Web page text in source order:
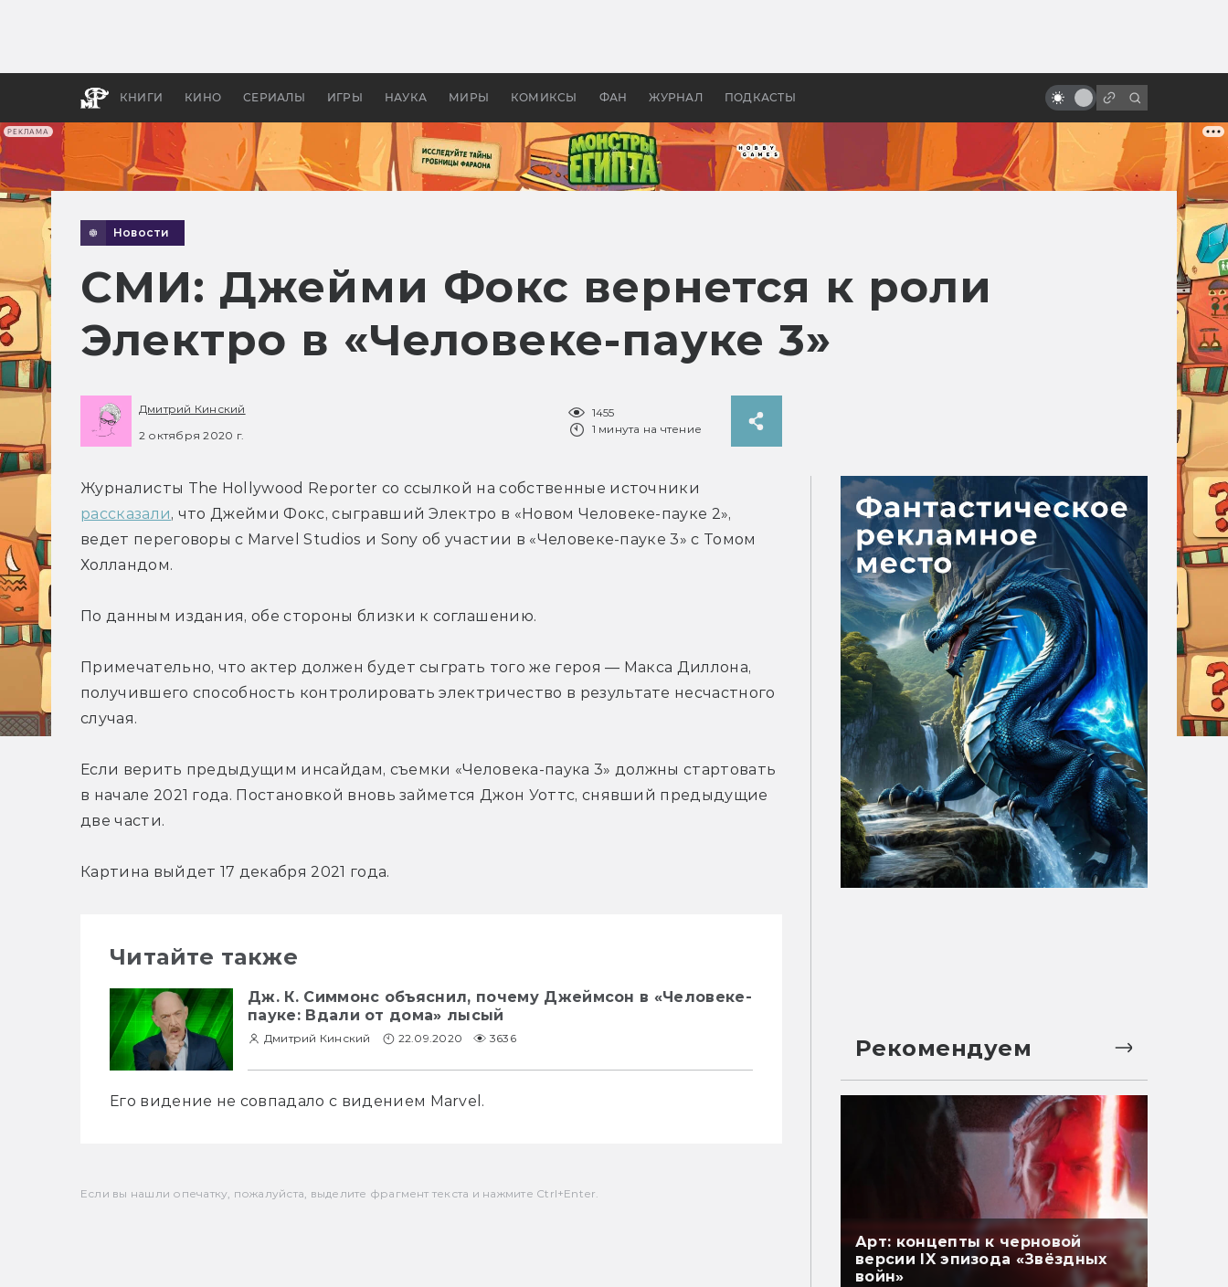
РЕКЛАМА
КНИГИ КИНО СЕРИАЛЫ ИГРЫ НАУКА МИРЫ КОМИКСЫ ФАН ЖУРНАЛ ПОДКАСТЫ
апокалипсис, в России —
бы «Властелина колец»
и черновики сценария
Новости
СМИ: Джейми Фокс вернется к роли
Электро в «Человеке-пауке 3»
Дмитрий Кинский
2 октября 2020 г.
1455
1 минута на чтение
рассказали, что Джейми Фокс, сыгравший Электро в «Новом Человеке-пауке 2»,
ведет переговоры с Marvel Studios и Sony об участии в «Человеке-пауке 3» с Томом
Холландом.
По данным издания, обе стороны близки к соглашению.
Примечательно, что актер должен будет сыграть того же героя — Макса Диллона,
получившего способность контролировать электричество в результате несчастного
случая.
Если верить предыдущим инсайдам, съемки «Человека-паука 3» должны стартовать
в начале 2021 года. Постановкой вновь займется Джон Уоттс, снявший предыдущие
две части.
Картина выйдет 17 декабря 2021 года.
Читайте также
Дж. К. Симмонс объяснил, почему Джеймсон в «Человеке-
пауке: Вдали от дома» лысый
Дмитрий Кинский 22.09.2020 3636
Его видение не совпадало с видением Marvel.
Если вы нашли опечатку, пожалуйста, выделите фрагмент текста и нажмите Ctrl+Enter.
Рекомендуем
Арт: концепты к черновой
версии IX эпизода «Звёздных
войн»